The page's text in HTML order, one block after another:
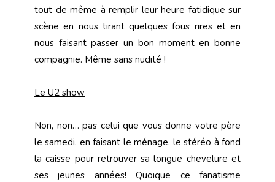
tout de même à remplir leur heure fatidique sur
scène en nous tirant quelques fous rires et en
nous faisant passer un bon moment en bonne
compagnie. Même sans nudité !
Le U2 show
Non, non… pas celui que vous donne votre père
le samedi, en faisant le ménage, le stéréo à fond
la caisse pour retrouver sa longue chevelure et
ses jeunes années! Quoique ce fanatisme